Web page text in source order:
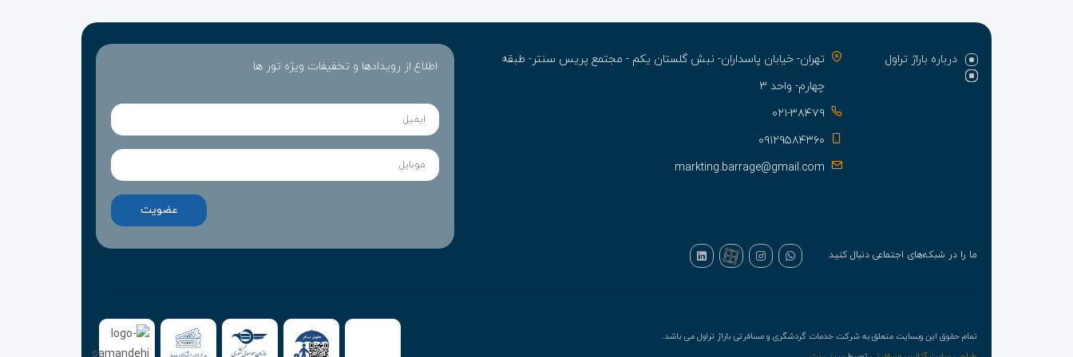
درباره باراژ تراول
تهران- خیابان پاسداران- نبش گلستان یکم - مجتمع پریس سنتر- طبقه
چهارم- واحد ۳
۰۲۱-۳۸۴۷۹
۰۹۱۲۹۵۸۴۳۶۰
markting.barrage@gmail.com
اطلاع از رویدادها و تخفیفات ویژه تور ها
ما را در شبکه‌های اجتماعی دنبال کنید
تمام حقوق این وبسایت متعلق به شرکت خدمات گردشگری و مسافرتی باراژ تراول می باشد.